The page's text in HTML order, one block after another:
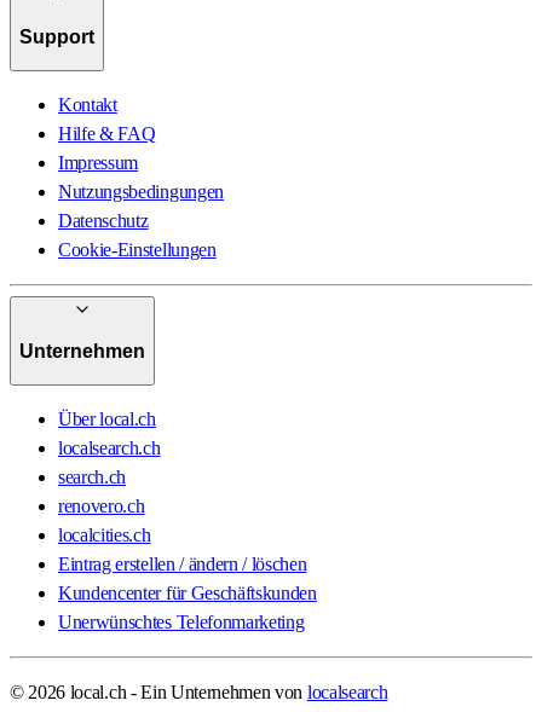
Support
Kontakt
Hilfe & FAQ
Impressum
Nutzungsbedingungen
Datenschutz
Cookie-Einstellungen
Unternehmen
Über local.ch
localsearch.ch
search.ch
renovero.ch
localcities.ch
Eintrag erstellen / ändern / löschen
Kundencenter für Geschäftskunden
Unerwünschtes Telefonmarketing
© 2026 local.ch - Ein Unternehmen von localsearch